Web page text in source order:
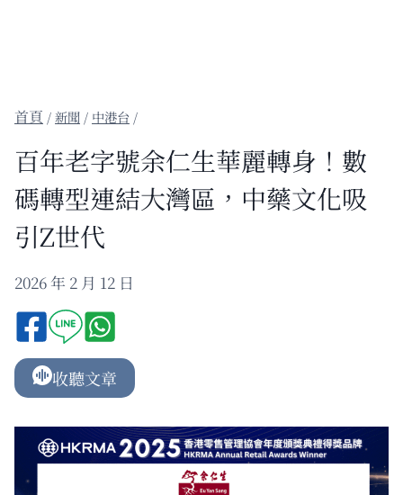
/新聞 / 中港台 /
百年老字號余仁生華麗轉身！數
碼轉型連結大灣區，中藥文化吸
引Z世代
2026 年 2 月 12 日
收聽文章